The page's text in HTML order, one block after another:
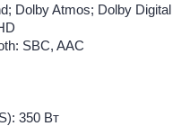
Dolby Atmos; Dolby Digital
SBC, AAC
350 Вт